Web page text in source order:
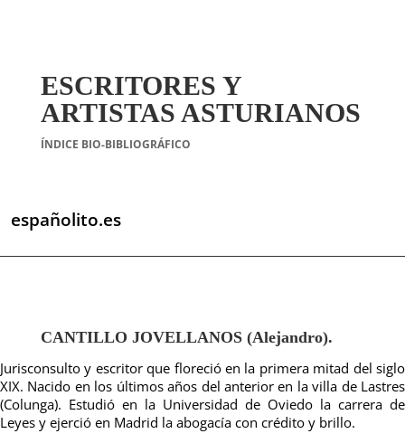
ESCRITORES Y
ARTISTAS ASTURIANOS
ÍNDICE BIO-BIBLIOGRÁFICO
españolito.es
CANTILLO JOVELLANOS (Alejandro).
Jurisconsulto y escritor que floreció en la primera mitad del siglo
XIX. Nacido en los últimos años del anterior en la villa de Lastres
(Colunga). Estudió en la Universidad de Oviedo la carrera de
Leyes y ejerció en Madrid la abogacía con crédito y brillo.